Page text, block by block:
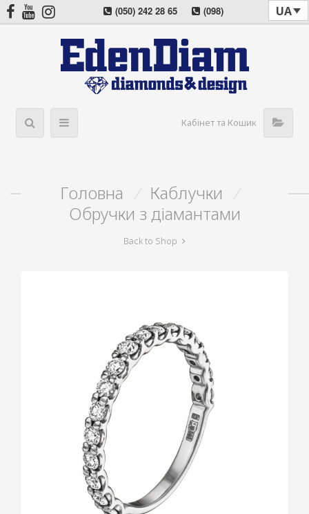
(050) 242 28 65
(098)
022 08 57
(044) 405 03 11
UA
Кабінет та Кошик
Головна / Каблучки /
Обручки з діамантами
Back to Shop